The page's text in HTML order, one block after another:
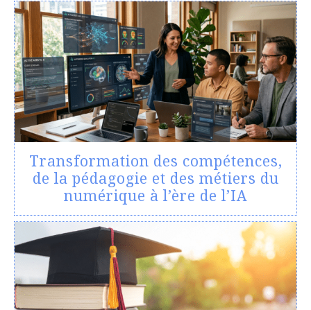
Transformation des compétences,
de la pédagogie et des métiers du
numérique à l’ère de l’IA